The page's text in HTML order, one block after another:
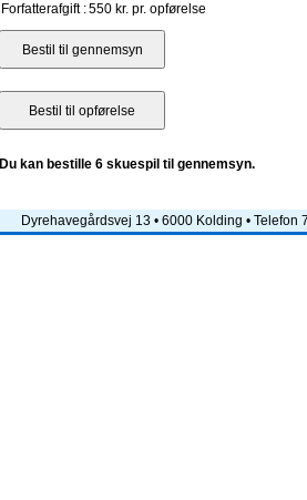
Forfatterafgift :550 kr. pr. opførelse
Du kan bestille 6 skuespil til gennemsyn.
Dyrehavegårdsvej 13 • 6000 Kolding • Telefon